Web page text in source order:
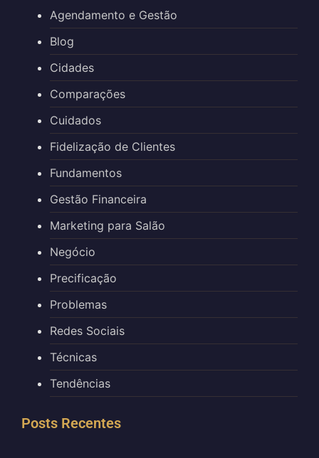
Agendamento e Gestão
Blog
Cidades
Comparações
Cuidados
Fidelização de Clientes
Fundamentos
Gestão Financeira
Marketing para Salão
Negócio
Precificação
Problemas
Redes Sociais
Técnicas
Tendências
Posts Recentes